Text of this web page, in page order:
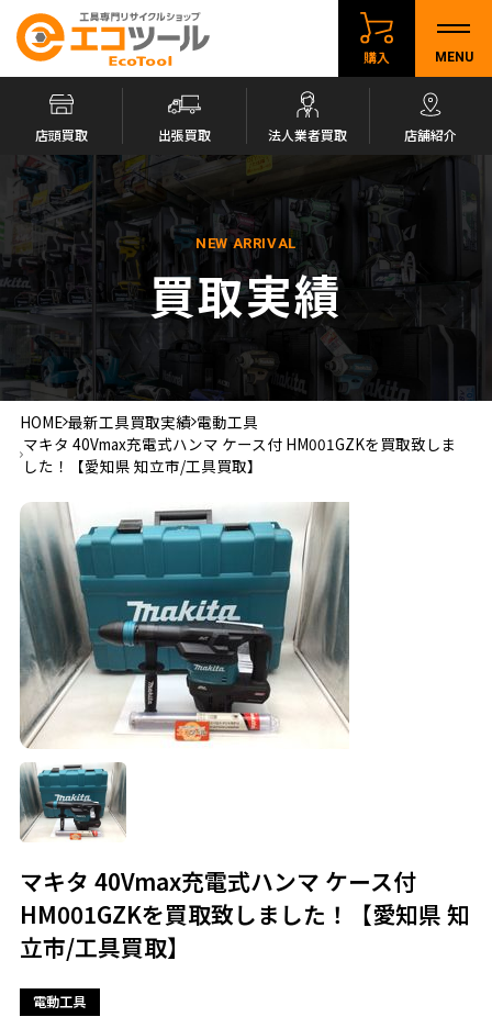
購入 MENU
店頭買取 出張買取 法人業者買取 店舗紹介
NEW ARRIVAL
買取実績
HOME 最新工具買取実績 電動工具
マキタ 40Vmax充電式ハンマ ケース付 HM001GZKを買取致しま
した！【愛知県 知立市/工具買取】
マキタ 40Vmax充電式ハンマ ケース付
HM001GZKを買取致しました！【愛知県 知
立市/工具買取】
電動工具